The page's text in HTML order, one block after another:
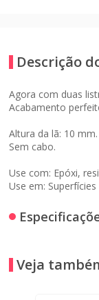
Descrição
Agora com duas
Acabamento
Altura da lã: 10 mm.
Sem cabo.
Use com: Epóxi,
Use em:
Veja